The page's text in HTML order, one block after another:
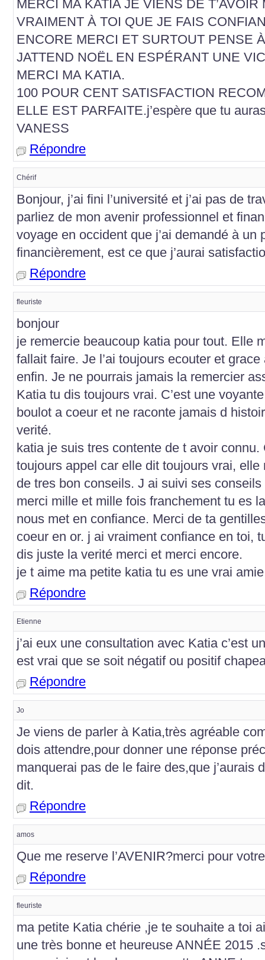
MERCI MA KATIA JE VIENS DE
VRAIMENT À TOI QUE JE FAIS
ENCORE MERCI ET SURTOUT PENSE
JATTEND NOËL EN ESPÉRANT UNE
MERCI MA KATIA.
100 POUR CENT SATISFACTION
ELLE EST PARFAITE.j’espère que tu
VANESS
Répondre
Chérif
Bonjour, j’ai fini l’université et j’ai pas de
parliez de mon avenir professionnel et
voyage en occident que j’ai demandé à un
financièrement, est ce que j’aurai
Répondre
fleuriste
bonjour
je remercie beaucoup katia pour tout. Elle
fallait faire. Je l’ai toujours ecouter et
enfin. Je ne pourrais jamais la remercier
Katia tu dis toujours vrai. C’est une
boulot a coeur et ne raconte jamais d
verité.
katia je suis tres contente de t avoir connu.
toujours appel car elle dit toujours vrai,
de tres bon conseils. J ai suivi ses
merci mille et mille fois franchement tu es
nous met en confiance. Merci de ta
coeur en or. j ai vraiment confiance en toi,
dis juste la verité merci et merci encore.
je t aime ma petite katia tu es une vrai
Répondre
Etienne
j’ai eux une consultation avec Katia c’est
est vrai que se soit négatif ou positif
Répondre
Jo
Je viens de parler à Katia,très agréable
dois attendre,pour donner une réponse
manquerai pas de le faire des,que j’aurais
dit.
Répondre
amos
Que me reserve l’AVENIR?merci pour
Répondre
fleuriste
ma petite Katia chérie ,je te souhaite a toi
une très bonne et heureuse ANNÉE 2015